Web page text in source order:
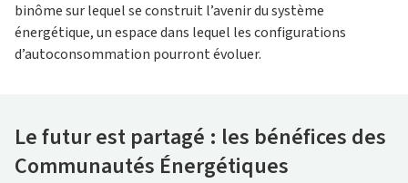
binôme sur lequel se construit l’avenir du système
énergétique, un espace dans lequel les configurations
d’autoconsommation pourront évoluer.
Le futur est partagé : les bénéfices des
Communautés Énergétiques